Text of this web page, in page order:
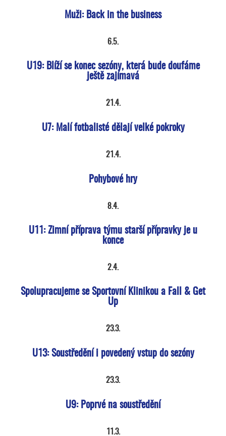
Muži: Back in the business
6.5.
U19: Blíží se konec sezóny, která bude doufáme
ještě zajímavá
21.4.
U7: Malí fotbalisté dělají velké pokroky
21.4.
Pohybové hry
8.4.
U11: Zimní příprava týmu starší přípravky je u
konce
2.4.
Spolupracujeme se Sportovní Klinikou a Fall & Get
Up
23.3.
U13: Soustředění i povedený vstup do sezóny
23.3.
U9: Poprvé na soustředění
11.3.